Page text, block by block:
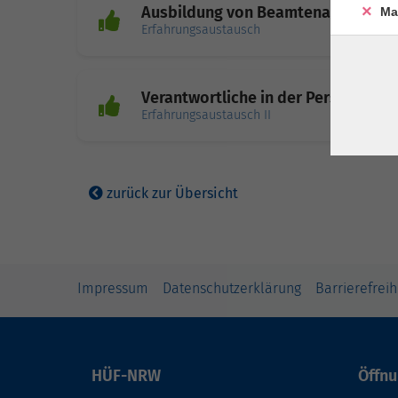
Ausbildung von
Erfahrungsaustausch
Verantwortliche in der
Erfahrungsaustausch II
zurück zur Übersicht
Impressum Datenschutzerklärung
HÜF-NRW